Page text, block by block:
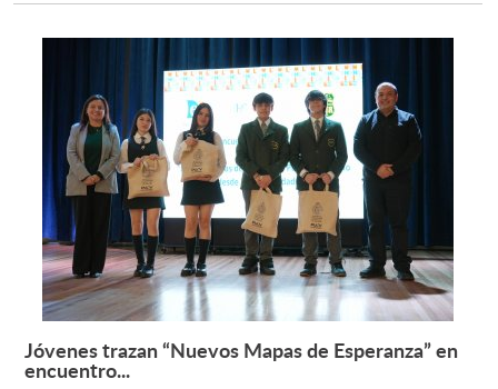
Funcionarios
English
Leer más +
Jóvenes trazan “Nuevos Mapas de Esperanza” en
encuentro...